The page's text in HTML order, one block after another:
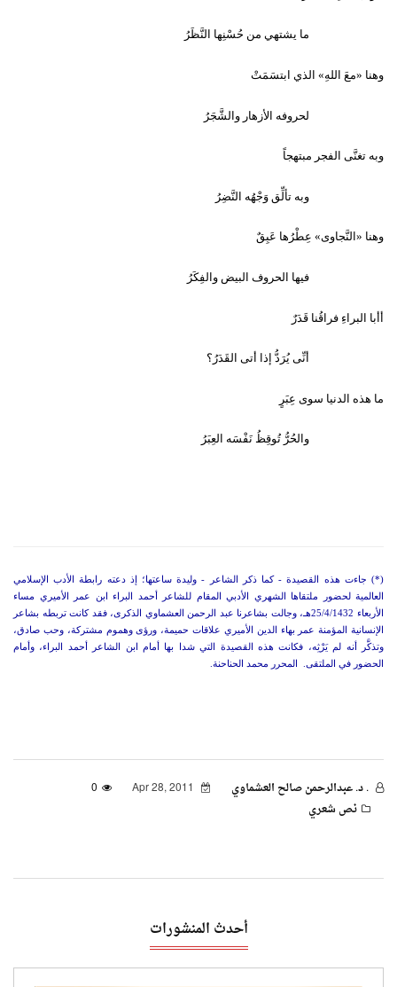
ما يشتهي من حُسْنِها النَّظَرُ
وهنا «معَ اللهِ» الذي ابتسَمَتْ
لحروفه الأزهار والشَّجَرُ
وبه تغنَّى الفجر مبتهجاً
وبه تألِّق وَجْهُه النَّضِرُ
وهنا «النَّجاوى» عِطْرُها عَبِقٌ
فيها الحروف البيض والفِكَرُ
أأبا البراءِ فراقُنا قَدَرٌ
أنِّى يُرَدُّ إذا أتى القَدَرُ؟
ما هذه الدنيا سوى عِبَرٍ
والحُرُّ تُوقِظُ نَفْسَه العِبَرُ
(*) جاءت هذه القصيدة - كما ذكر الشاعر - وليدة ساعتها؛ إذ دعته رابطة الأدب الإسلامي
العالمية لحضور ملتقاها الشهري الأدبي المقام للشاعر أحمد البراء ابن عمر الأميري مساء
الأربعاء 25/4/1432هـ، وجالت بشاعرنا عبد الرحمن العشماوي الذكرى، فقد كانت تربطه بشاعر
الإنسانية المؤمنة عمر بهاء الدين الأميري علاقات حميمة، ورؤى وهموم مشتركة، وحب صادق،
وتذكَّر أنه لم يَرْثِه، فكانت هذه القصيدة التي شدا بها أمام ابن الشاعر أحمد البراء، وأمام
الحضور في الملتقى. المحرر محمد الحناحنة.
. د. عبدالرحمن صالح العشماوي
0
نص شعري
أحدث المنشورات